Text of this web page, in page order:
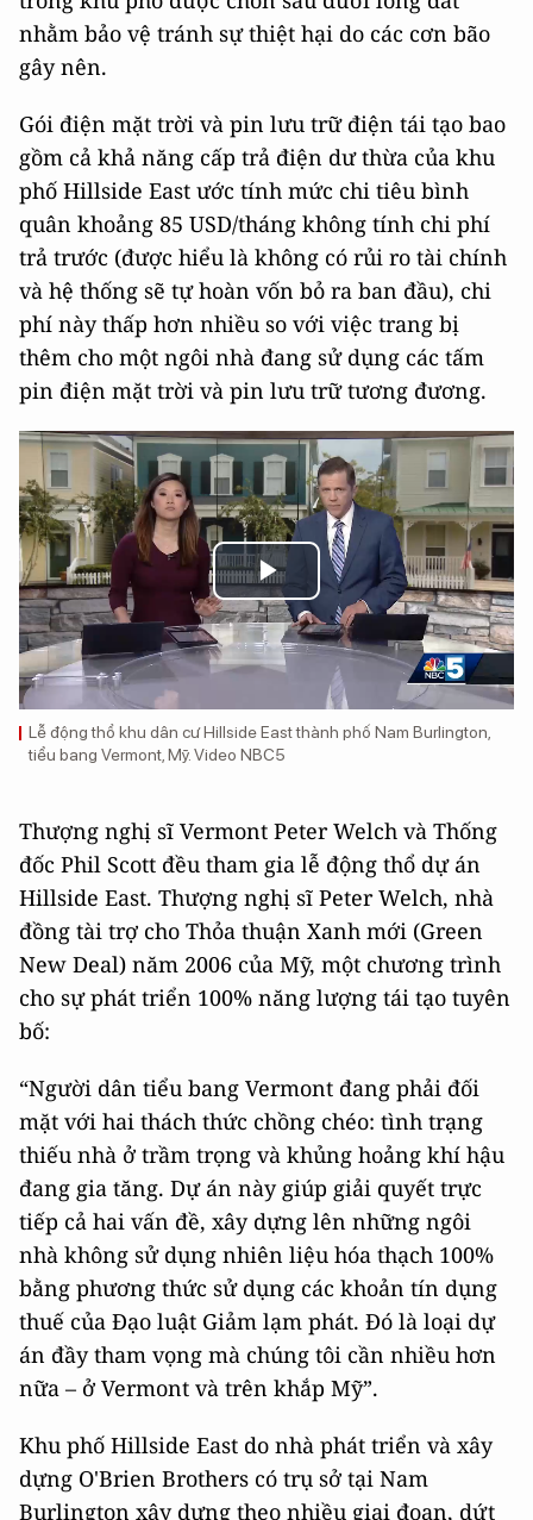
nhằm bảo vệ tránh sự thiệt hại do các cơn bão
gây nên.
Gói điện mặt trời và pin lưu trữ điện tái tạo bao
gồm cả khả năng cấp trả điện dư thừa của khu
phố Hillside East ước tính mức chi tiêu bình
quân khoảng 85 USD/tháng không tính chi phí
trả trước (được hiểu là không có rủi ro tài chính
và hệ thống sẽ tự hoàn vốn bỏ ra ban đầu), chi
phí này thấp hơn nhiều so với việc trang bị
thêm cho một ngôi nhà đang sử dụng các tấm
pin điện mặt trời và pin lưu trữ tương đương.
Play
Video
Lễ động thổ khu dân cư Hillside East thành phố Nam Burlington,
tiểu bang Vermont, Mỹ. Video NBC5
Thượng nghị sĩ Vermont Peter Welch và Thống
đốc Phil Scott đều tham gia lễ động thổ dự án
Hillside East. Thượng nghị sĩ Peter Welch, nhà
đồng tài trợ cho Thỏa thuận Xanh mới (Green
New Deal) năm 2006 của Mỹ, một chương trình
cho sự phát triển 100% năng lượng tái tạo tuyên
bố:
“Người dân tiểu bang Vermont đang phải đối
mặt với hai thách thức chồng chéo: tình trạng
thiếu nhà ở trầm trọng và khủng hoảng khí hậu
đang gia tăng. Dự án này giúp giải quyết trực
tiếp cả hai vấn đề, xây dựng lên những ngôi
nhà không sử dụng nhiên liệu hóa thạch 100%
bằng phương thức sử dụng các khoản tín dụng
thuế của Đạo luật Giảm lạm phát. Đó là loại dự
án đầy tham vọng mà chúng tôi cần nhiều hơn
nữa – ở Vermont và trên khắp Mỹ”.
Khu phố Hillside East do nhà phát triển và xây
dựng O'Brien Brothers có trụ sở tại Nam
Burlington xây dựng theo nhiều giai đoạn, dứt